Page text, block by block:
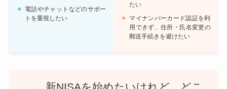
電話やチャットなどのサポー
トを重視したい
たい
マイナンバーカード認証を利
用できず、住所・氏名変更の
郵送手続きを避けたい